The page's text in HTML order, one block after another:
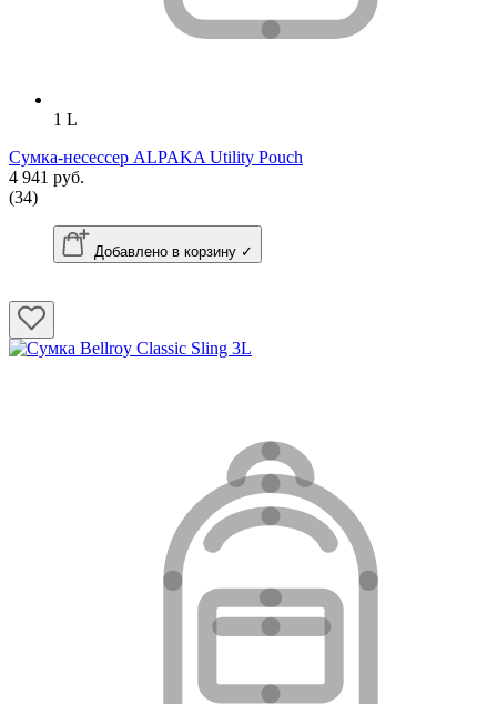
1 L
Сумка-несессер ALPAKA Utility Pouch
4 941 руб.
(34)
Добавлено в корзину ✓